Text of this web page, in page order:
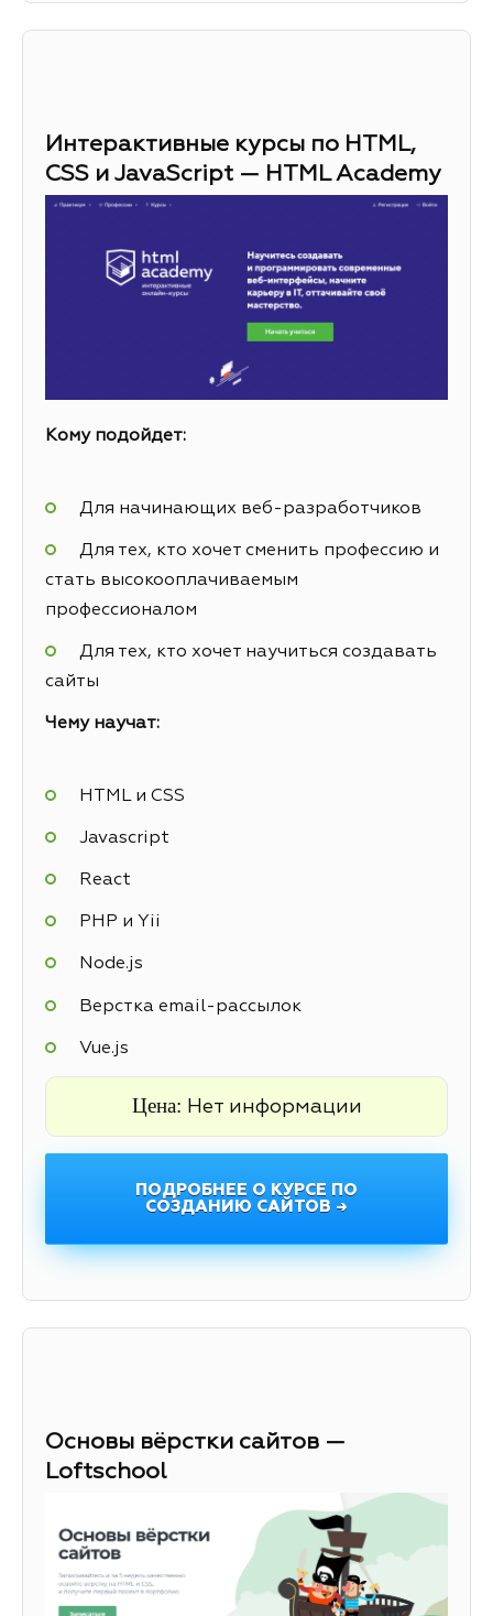
Интерактивные курсы по HTML,
CSS и JavaScript — HTML Academy
Кому подойдет:
Для начинающих веб-разработчиков
Для тех, кто хочет сменить профессию и
стать высокооплачиваемым
профессионалом
Для тех, кто хочет научиться создавать
сайты
Чему научат:
HTML и CSS
Javascript
React
PHP и Yii
Node.js
Верстка email-рассылок
Vue.js
Цена: Нет информации
ПОДРОБНЕЕ О КУРСЕ ПО
СОЗДАНИЮ САЙТОВ →
Основы вёрстки сайтов —
Loftschool